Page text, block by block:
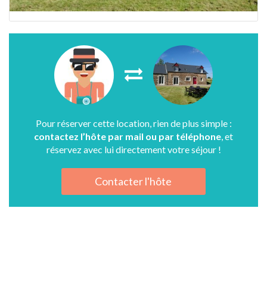
Pour réserver cette location, rien de plus simple :
contactez l’hôte par mail ou par téléphone , et
réservez avec lui directement votre séjour !
Contacter l'hôte